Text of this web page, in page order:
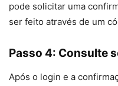
pode solicitar uma
ser feito através de um
Passo 4: Consulte
Após o login e a